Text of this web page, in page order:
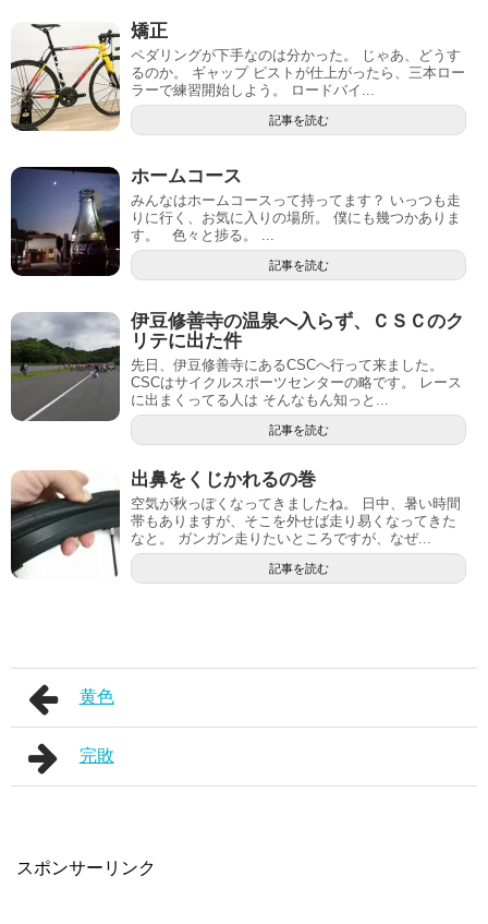
矯正
ペダリングが下手なのは分かった。 じゃあ、どうす
るのか。 ギャップ ピストが仕上がったら、三本ロー
ラーで練習開始しよう。 ロードバイ...
記事を読む
ホームコース
みんなはホームコースって持ってます？ いっつも走
りに行く、お気に入りの場所。 僕にも幾つかありま
す。 色々と捗る。 ...
記事を読む
伊豆修善寺の温泉へ入らず、ＣＳＣのク
リテに出た件
先日、伊豆修善寺にあるCSCへ行って来ました。
CSCはサイクルスポーツセンターの略です。 レース
に出まくってる人は そんなもん知っと...
記事を読む
出鼻をくじかれるの巻
空気が秋っぽくなってきましたね。 日中、暑い時間
帯もありますが、そこを外せば走り易くなってきた
なと。 ガンガン走りたいところですが、なぜ...
記事を読む
黄色
完敗
スポンサーリンク